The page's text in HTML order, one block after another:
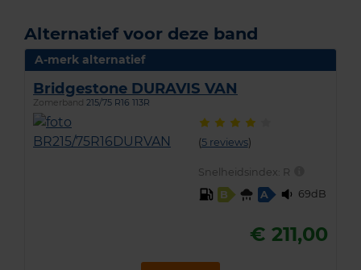
Alternatief voor deze band
A-merk alternatief
Bridgestone DURAVIS VAN
Zomerband 215/75 R16 113R
(5 reviews)
Snelheidsindex: R
B
A 69dB
€ 211,00